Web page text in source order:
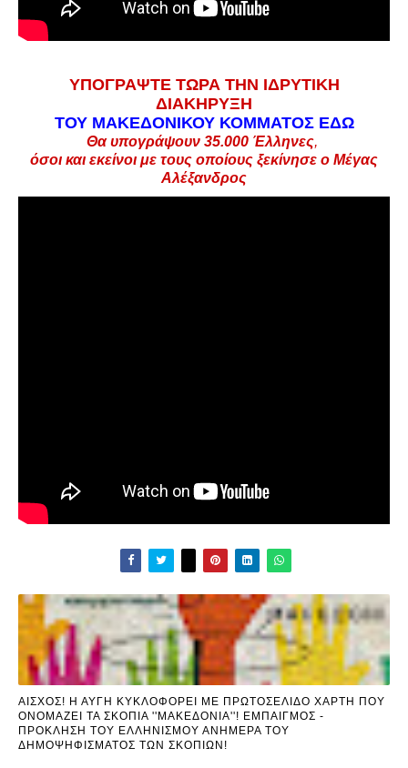
ΥΠΟΓΡΑΨΤΕ ΤΩΡΑ ΤΗΝ ΙΔΡΥΤΙΚΗ
ΔΙΑΚΗΡΥΞΗ
ΤΟΥ ΜΑΚΕΔΟΝΙΚΟΥ ΚΟΜΜΑΤΟΣ ΕΔΩ
Θα υπογράψουν 35.000 Έλληνες,
όσοι και εκείνοι με τους οποίους ξεκίνησε ο Μέγας
Αλέξανδρος
ΑΙΣΧΟΣ! Η ΑΥΓΗ ΚΥΚΛΟΦΟΡΕΙ ME ΠΡΩΤΟΣΕΛΙΔΟ ΧΑΡΤΗ ΠΟΥ
ΟΝΟΜΑΖΕΙ ΤΑ ΣΚΟΠΙΑ ''ΜΑΚΕΔΟΝΙΑ''! ΕΜΠΑΙΓΜΟΣ -
ΠΡΟΚΛΗΣΗ ΤΟΥ ΕΛΛΗΝΙΣΜΟΥ ΑΝΗΜΕΡΑ ΤΟΥ
ΔΗΜΟΨΗΦΙΣΜΑΤΟΣ ΤΩΝ ΣΚΟΠΙΩΝ!